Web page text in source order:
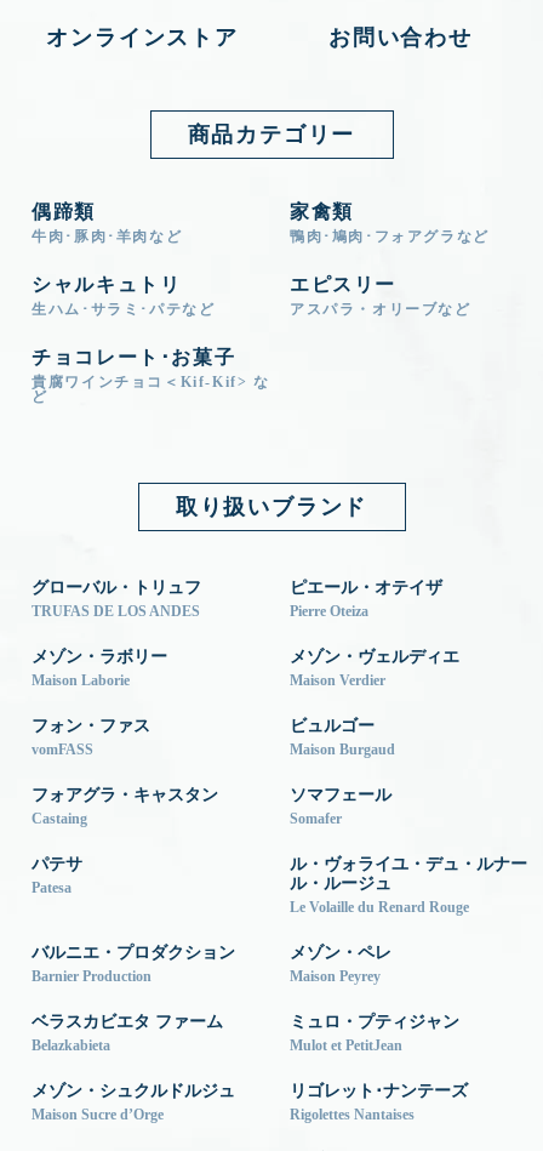
オンラインストア お問い合わせ
商品カテゴリー
偶蹄類
牛肉･豚肉･羊肉など
家禽類
鴨肉･鳩肉･フォアグラなど
シャルキュトリ
生ハム･サラミ･パテなど
エピスリー
アスパラ・オリーブなど
チョコレート･お菓子
貴腐ワインチョコ＜Kif-Kif> な
ど
取り扱いブランド
グローバル・トリュフ
TRUFAS DE LOS ANDES
ピエール・オテイザ
Pierre Oteiza
メゾン・ラボリー
Maison Laborie
メゾン・ヴェルディエ
Maison Verdier
フォン・ファス
vomFASS
ビュルゴー
Maison Burgaud
フォアグラ・キャスタン
Castaing
ソマフェール
Somafer
パテサ
Patesa
ル・ヴォライユ・デュ・ルナー
ル・ルージュ
Le Volaille du Renard Rouge
バルニエ・プロダクション
Barnier Production
メゾン・ペレ
Maison Peyrey
ベラスカビエタ ファーム
Belazkabieta
ミュロ・プティジャン
Mulot et PetitJean
メゾン・シュクルドルジュ
Maison Sucre d’Orge
リゴレット･ナンテーズ
Rigolettes Nantaises